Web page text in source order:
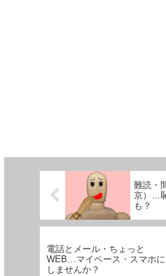
難読・
京）…
も？
電話とメール・ちょっと
WEB…マイペース・スマホに
しませんか？